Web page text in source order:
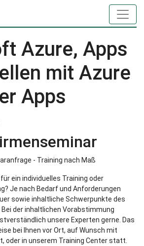
Azure, Apps
mit Azure
Apps
- Training nach Maß
ein individuelles Training oder
Je nach Bedarf und Anforderungen
sowie inhaltliche Schwerpunkte des
der inhaltlichen Vorabstimmung
unsere Experten gerne. Das
bei Ihnen vor Ort, auf Wunsch mit
oder in unserem Training Center statt.